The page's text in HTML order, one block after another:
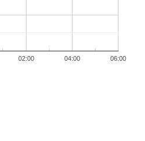
02:00 04:00 06:00